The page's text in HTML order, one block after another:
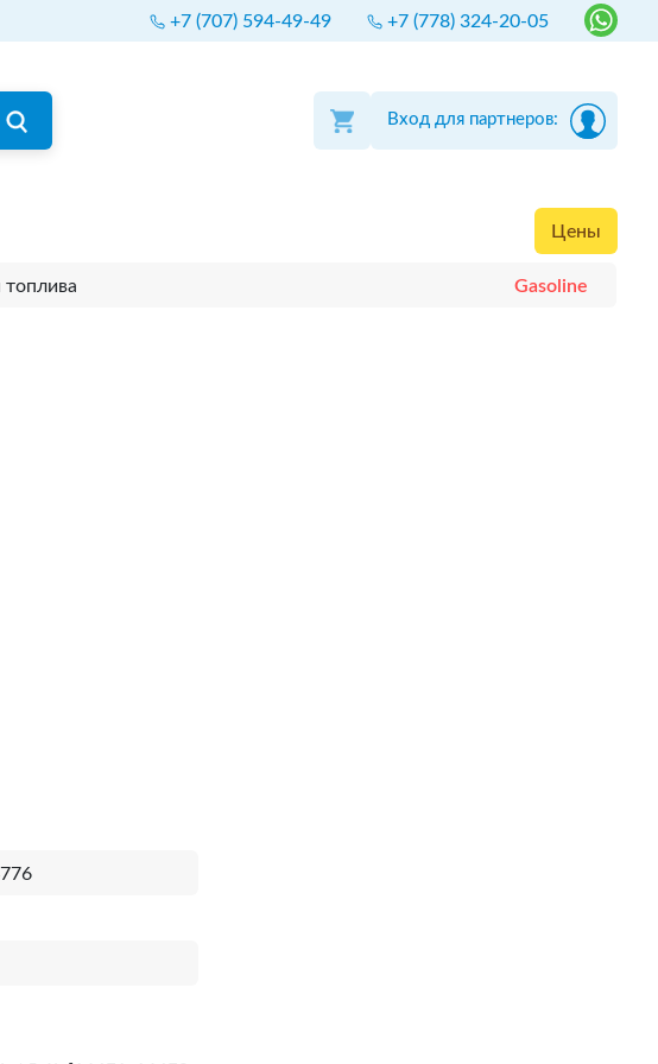
+7 (707) 594-49-49 +7 (778) 324-20-05
Вход для партнеров:
Цены
топлива Gasoline